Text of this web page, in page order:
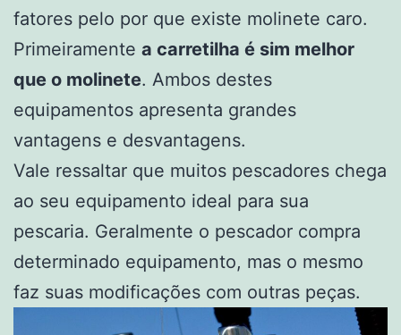
fatores pelo por que existe molinete caro.
Primeiramente a carretilha é sim melhor
que o molinete. Ambos destes
equipamentos apresenta grandes
vantagens e desvantagens.
Vale ressaltar que muitos pescadores chega
ao seu equipamento ideal para sua
pescaria. Geralmente o pescador compra
determinado equipamento, mas o mesmo
faz suas modificações com outras peças.